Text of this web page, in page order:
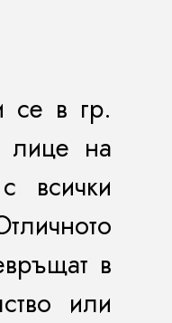
се в гр.
лице на
всички
в
или